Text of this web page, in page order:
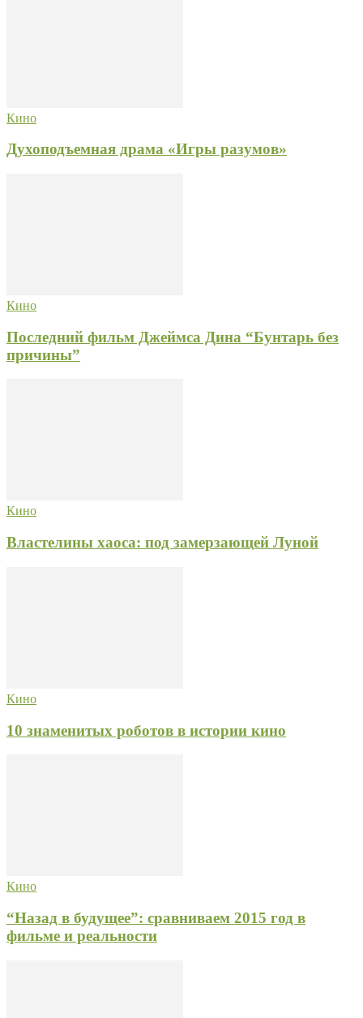
Кино
Духоподъемная драма «Игры разумов»
Кино
Последний фильм Джеймса Дина “Бунтарь без
причины”
Кино
Властелины хаоса: под замерзающей Луной
Кино
10 знаменитых роботов в истории кино
Кино
“Назад в будущее”: сравниваем 2015 год в
фильме и реальности